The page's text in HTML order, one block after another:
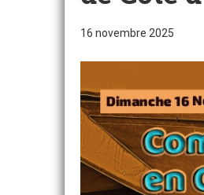
16 novembre 2025